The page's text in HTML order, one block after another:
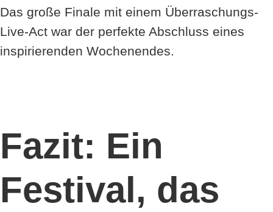
Das große Finale mit einem Überraschungs-
Live-Act war der perfekte Abschluss eines
inspirierenden Wochenendes.
Fazit: Ein
Festival, das